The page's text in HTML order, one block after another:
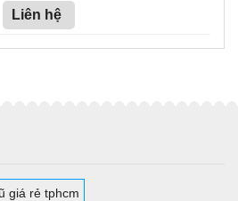
Liên hệ
giá rẻ tphcm